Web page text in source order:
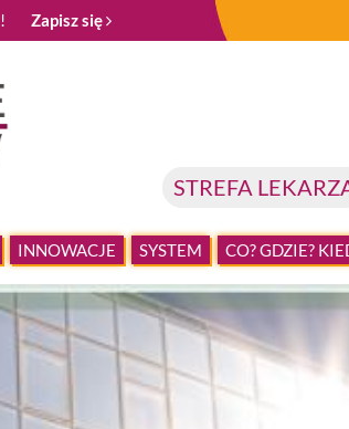
Zapisz się
STREFA
INNOWACJE SYSTEM CO? GDZIE?